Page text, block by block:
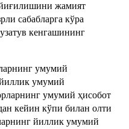
жамият
сабабларга кўра
кенгашининг
умумий
умумий
умумий ҳисобот
кейин кўпи билан олти
йиллик умумий